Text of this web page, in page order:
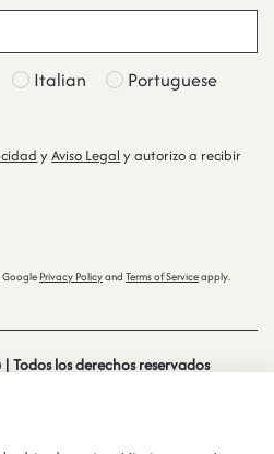
Italian
Portuguese
yAviso Legal y autorizo a recibir
Google Privacy Policyand Terms of Serviceapply.
los derechos reservados